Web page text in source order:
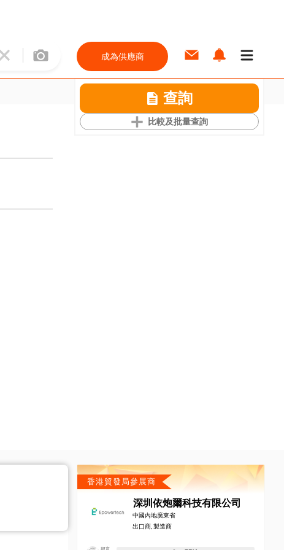
成為供應商
查詢
比較及批量查詢
香港貿發局參展商
深圳依炮爾科技有限公司
中國內地廣東省
出口商, 製造商